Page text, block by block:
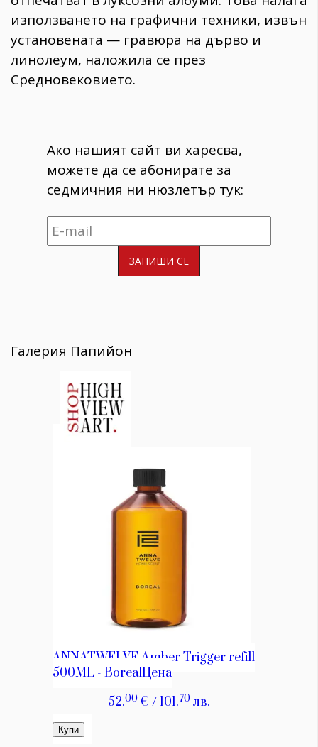
използването на графични техники, извън
установената — гравюра на дърво и
линолеум, наложила се през
Средновековието.
Ако нашият сайт ви харесва,
можете да се абонирате за
седмичния ни нюзлетър тук:
Галерия Папийон